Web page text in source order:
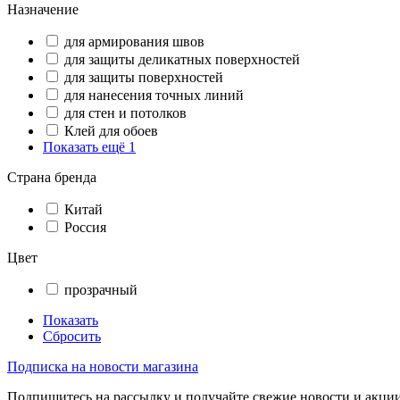
Назначение
для армирования швов
для защиты деликатных поверхностей
для защиты поверхностей
для нанесения точных линий
для стен и потолков
Клей для обоев
Показать ещё 1
Страна бренда
Китай
Россия
Цвет
прозрачный
Показать
Сбросить
Подписка на новости магазина
Подпишитесь на рассылку и получайте свежие новости и